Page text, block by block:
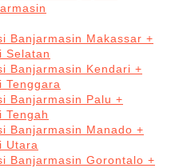
Banjarmasin Makassar +
Selatan
Banjarmasin Kendari +
Tenggara
Banjarmasin Palu +
Tengah
Banjarmasin Manado +
Utara
Banjarmasin Gorontalo +